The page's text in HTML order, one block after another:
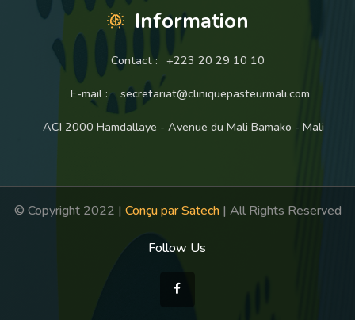
Information
Contact : +223 20 29 10 10
E-mail : secretariat@cliniquepasteurmali.com
ACI 2000 Hamdallaye - Avenue du Mali Bamako - Mali
© Copyright 2022 | Conçu par Satech | All Rights Reserved
Follow Us